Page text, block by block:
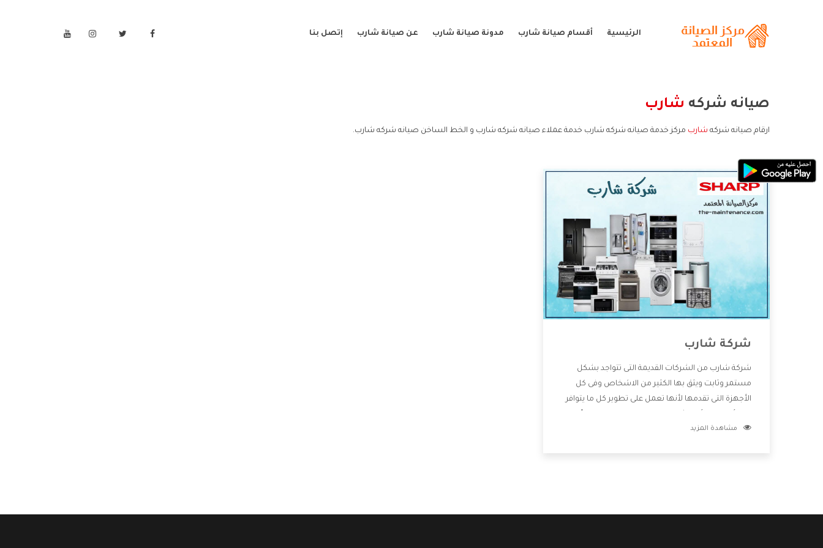
الرئيسية أقسام صيانة شارب مدونة صيانة شارب عن صيانة شارب إتصل بنا
صيانه شركه شارب
ارقام صيانه شركه شارب مركز خدمة صيانه شركه شارب خدمة عملاء صيانه شركه شارب و الخط الساخن صيانه شركه شارب.
شركة شارب
شركة شارب من الشركات القديمة التى تتواجد بشكل
مستمر وثابت ويثق بها الكثير من الاشخاص وفى كل
الأجهزة التى تقدمها لأنها تعمل على تطوير كل ما يتوافر
خدمات ما بعد البيع مع المنتجات وتقدم للعملاء أقوى
مشاهدة المزيد